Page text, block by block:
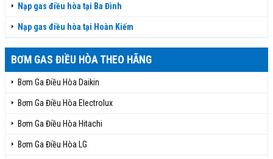
Nạp gas điều hòa tại Ba Đình
Nạp gas điều hòa tại Hoàn Kiếm
BƠM GAS ĐIỀU HÒA THEO HÃNG
Bơm Ga Điều Hòa Daikin
Bơm Ga Điều Hòa Electrolux
Bơm Ga Điều Hòa Hitachi
Bơm Ga Điều Hòa LG